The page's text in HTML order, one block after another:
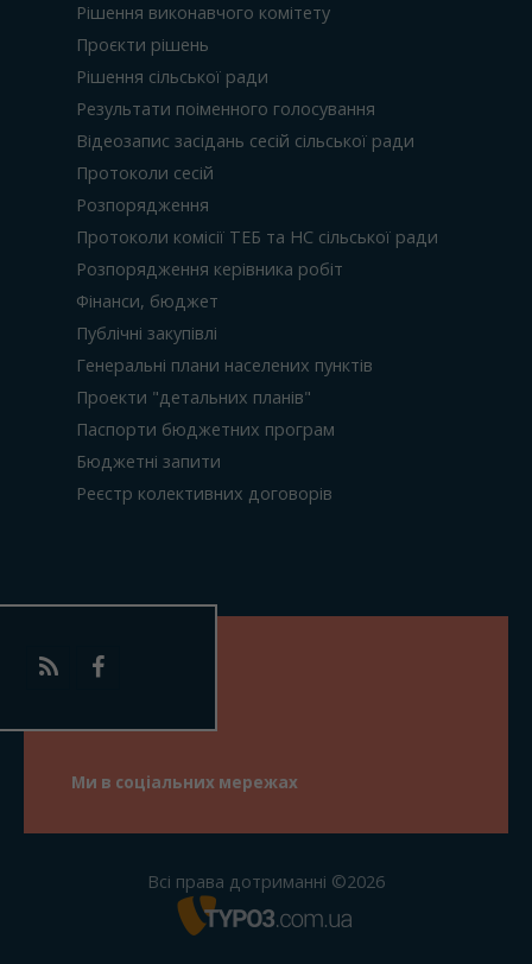
Рішення виконавчого комітету
Проєкти рішень
Рішення сільської ради
Результати поіменного голосування
Відеозапис засідань сесій сільської ради
Протоколи сесій
Розпорядження
Протоколи комісії ТЕБ та НС сільської ради
Розпорядження керівника робіт
Фінанси, бюджет
Публічні закупівлі
Генеральні плани населених пунктів
Проекти "детальних планів"
Паспорти бюджетних програм
Бюджетні запити
Реєстр колективних договорів
Ми в соціальних мережах
Всі права дотриманні ©2026